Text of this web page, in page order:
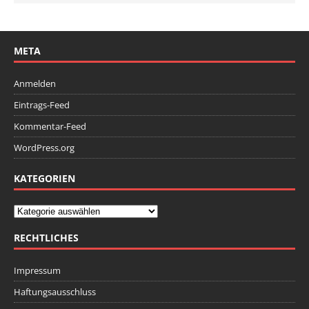
META
Anmelden
Eintrags-Feed
Kommentar-Feed
WordPress.org
KATEGORIEN
RECHTLICHES
Impressum
Haftungsausschluss